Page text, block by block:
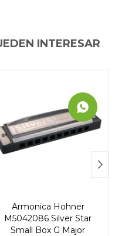
INTERESAR
Armonica Hohner
M5042086 Silver Star
Small Box G Major